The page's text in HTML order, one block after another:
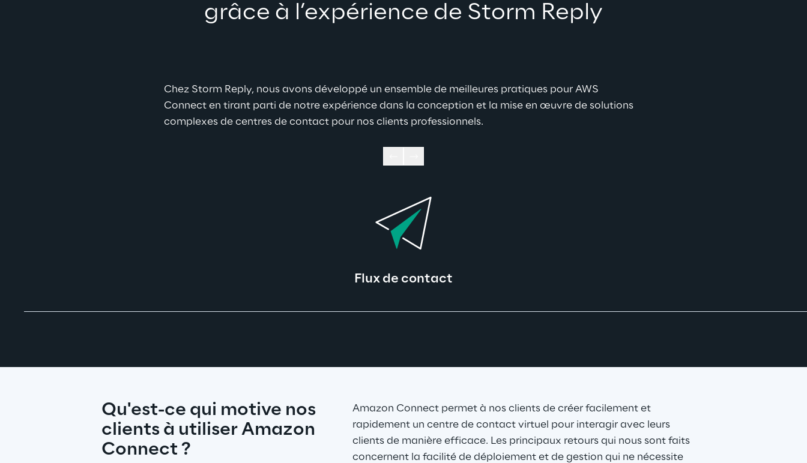
grâce à l’expérience de Storm Reply
Chez Storm Reply, nous avons développé un ensemble de meilleures pratiques pour AWS
Connect en tirant parti de notre expérience dans la conception et la mise en œuvre de solutions
complexes de centres de contact pour nos clients professionnels.
Flux de contact
Qu'est-ce qui motive nos
clients à utiliser Amazon
Connect ?
Amazon Connect permet à nos clients de créer facilement et
rapidement un centre de contact virtuel pour interagir avec leurs
clients de manière efficace. Les principaux retours qui nous sont faits
concernent la facilité de déploiement et de gestion qui ne nécessite